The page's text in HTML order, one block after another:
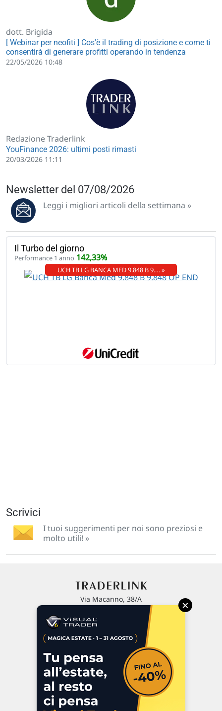
dott. Brigida
[ Webinar per neofiti ] Cos'è il trading di posizione e come ti
consentirà di generare profitti operando in tendenza
22/05/2026 10:48
Redazione Traderlink
YouFinance 2026: ultimi posti rimasti
20/03/2026 11:11
Newsletter del 07/08/2026
Leggi i migliori articoli della settimana »
Il Turbo del giorno
Performance 1 anno 142,33%
UCH TB LG BANCA MED 9.848 B 9.… »
Scrivici
I tuoi suggerimenti per noi sono preziosi e
molto utili! »
Via Macanno, 38/A
P.IVA 02 452 460 401
Commenti e segnalazioni
Contattaci
×